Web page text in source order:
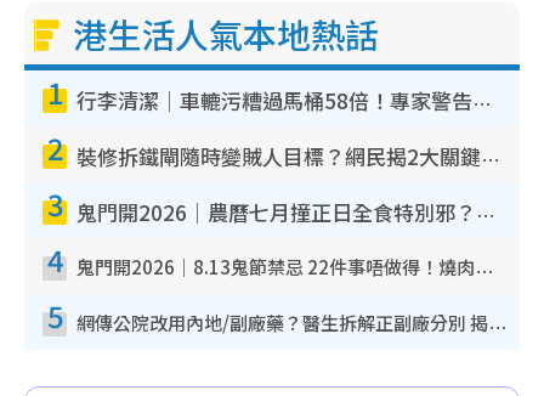
港生活人氣本地熱話
1 行李清潔｜車轆污糟過馬桶58倍！專家警告忌用酒精抹 教1招免污手除菌
2 裝修拆鐵閘隨時變賊人目標？網民揭2大關鍵用途：裝新式等於白裝？附新舊鐵閘分別
3 鬼門開2026｜農曆七月撞正日全食特別邪？專家警告切忌做一事！揭4大禁忌+2招保平安
4 鬼門開2026｜8.13鬼節禁忌 22件事唔做得！燒肉、刺身要少食？半夜勿吹口哨/打呢個電話
5 網傳公院改用內地/副廠藥？醫生拆解正副廠分別 揭4類人換藥隨時出事